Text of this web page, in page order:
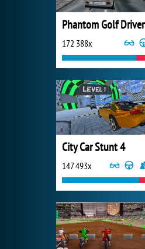
Phantom Golf Driver
172 388x
City Car Stunt 4
147 493x